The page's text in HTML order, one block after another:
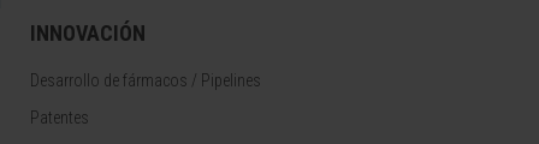
INNOVACIÓN
Desarrollo de fármacos / Pipelines
Patentes